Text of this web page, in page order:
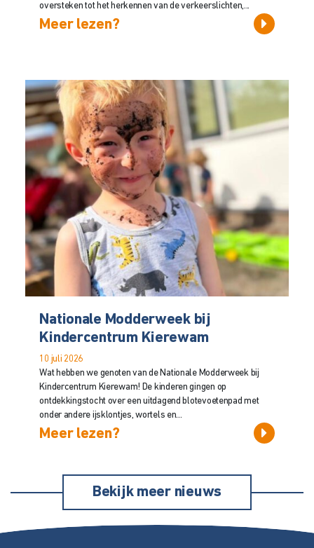
oversteken tot het herkennen van de verkeerslichten,...
Meer lezen?
Nationale Modderweek bij
Kindercentrum Kierewam
10 juli 2026
Wat hebben we genoten van de Nationale Modderweek bij
Kindercentrum Kierewam! De kinderen gingen op
ontdekkingstocht over een uitdagend blotevoetenpad met
onder andere ijsklontjes, wortels en...
Meer lezen?
Bekijk meer nieuws